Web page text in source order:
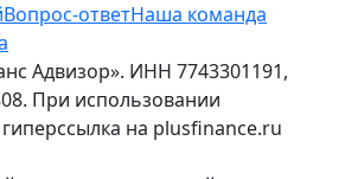
Вопрос-ответНаша команда
Адвизор». ИНН 7743301191,
При использовании
на plusfinance.ru